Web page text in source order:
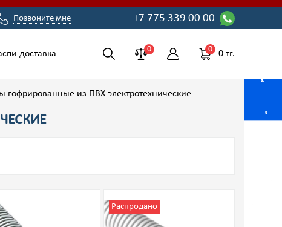
Позвоните мне +7 775 339 00 00
доставка 0 0 0 тг.
гофрированные из ПВХ электротехнические
Распродано